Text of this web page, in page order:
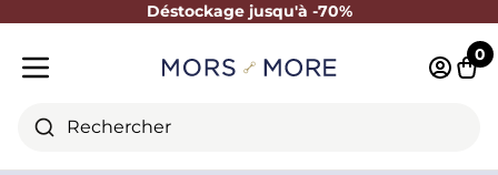
Déstockage jusqu'à -70%
Fermer
Rechercher
0